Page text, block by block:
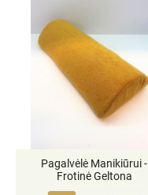
Pagalvėlė Manikiūrui -
Frotinė Geltona